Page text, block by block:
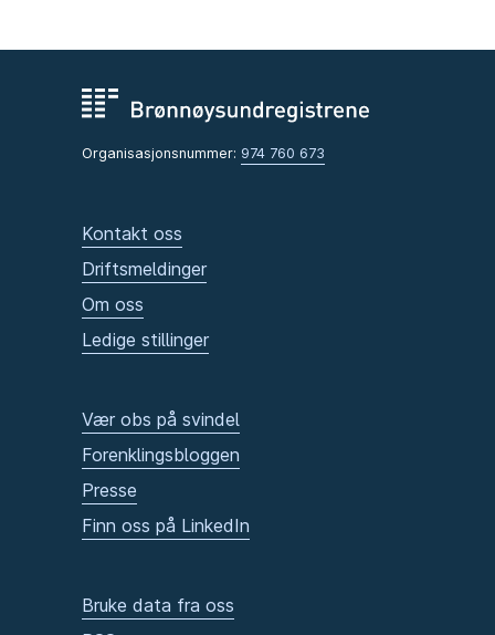
Organisasjonsnummer: 974 760 673
Kontakt oss
Driftsmeldinger
Om oss
Ledige stillinger
Vær obs på svindel
Forenklingsbloggen
Presse
Finn oss på LinkedIn
Bruke data fra oss